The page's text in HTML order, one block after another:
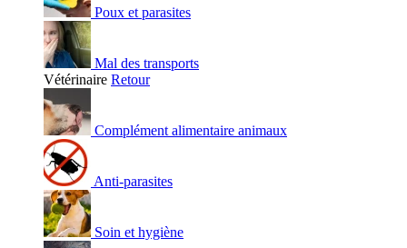
Poux et parasites
Mal des transports
Vétérinaire Retour
Complément alimentaire animaux
Anti-parasites
Soin et hygiène